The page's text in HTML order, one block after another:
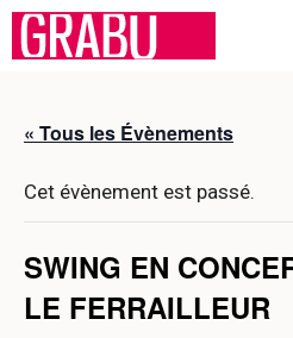
Aller
« Tous les Évènements
Cet évènement est passé.
SWING EN
LE FERRAILLEUR